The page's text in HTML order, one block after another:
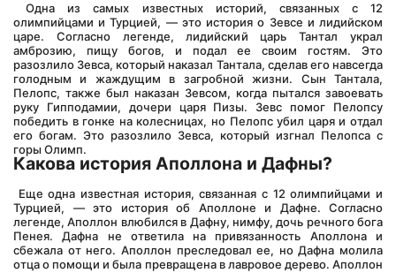
Одна из самых известных историй, связанных с 12
олимпийцами и Турцией, — это история о Зевсе и лидийском
царе. Согласно легенде, лидийский царь Тантал украл
амброзию, пищу богов, и подал ее своим гостям. Это
разозлило Зевса, который наказал Тантала, сделав его навсегда
голодным и жаждущим в загробной жизни. Сын Тантала,
Пелопс, также был наказан Зевсом, когда пытался завоевать
руку Гипподамии, дочери царя Пизы. Зевс помог Пелопсу
победить в гонке на колесницах, но Пелопс убил царя и отдал
его богам. Это разозлило Зевса, который изгнал Пелопса с
горы Олимп.
Какова история Аполлона и Дафны?
Турцией, — это история об Аполлоне и Дафне. Согласно
легенде, Аполлон влюбился в Дафну, нимфу, дочь речного бога
Пенея. Дафна не ответила на привязанность Аполлона и
сбежала от него. Аполлон преследовал ее, но Дафна молила
отца о помощи и была превращена в лавровое дерево. Аполлон